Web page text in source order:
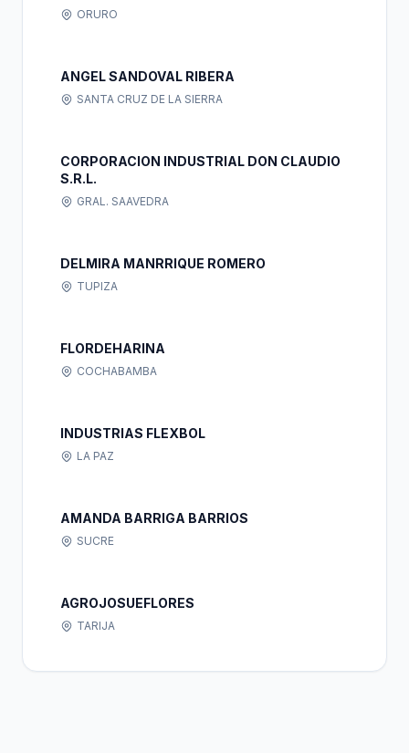
ORURO
ANGEL SANDOVAL RIBERA
SANTA CRUZ DE LA SIERRA
CORPORACION INDUSTRIAL DON CLAUDIO
S.R.L.
GRAL. SAAVEDRA
DELMIRA MANRRIQUE ROMERO
TUPIZA
FLORDEHARINA
COCHABAMBA
INDUSTRIAS FLEXBOL
LA PAZ
AMANDA BARRIGA BARRIOS
SUCRE
AGROJOSUEFLORES
TARIJA